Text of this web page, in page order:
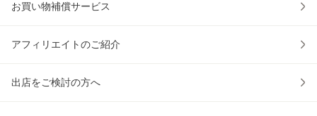
お買い物補償サービス
アフィリエイトのご紹介
出店をご検討の方へ